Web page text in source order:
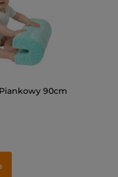
90cm